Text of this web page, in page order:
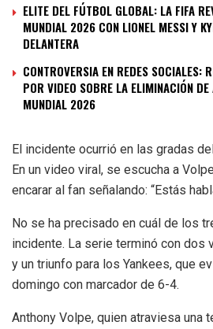
ELITE DEL FÚTBOL GLOBAL: LA FIFA
MUNDIAL 2026 CON LIONEL MESSI Y
DELANTERA
CONTROVERSIA EN REDES SOCIALES:
POR VIDEO SOBRE LA ELIMINACIÓN DE
MUNDIAL 2026
El incidente ocurrió en las gradas
En un video viral, se escucha a
encarar al fan señalando: “Estás
No se ha precisado en cuál de los
incidente. La serie terminó con dos
y un triunfo para los Yankees, que
domingo con marcador de 6-4.
Anthony Volpe, quien atraviesa una